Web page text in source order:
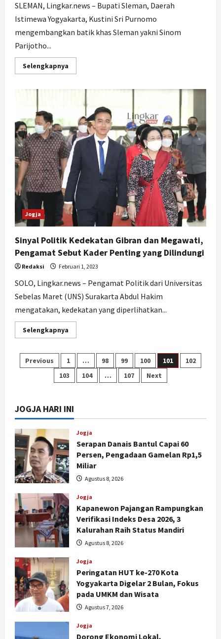
SLEMAN, Lingkar.news – Bupati Sleman, Daerah
Istimewa Yogyakarta, Kustini Sri Purnomo
mengembangkan batik khas Sleman yakni Sinom
Parijotho...
Selengkapnya
more
Sleman
Batik
Sinom
Parijotho
Salak
Jadi
Produk
Unggulan
Jogja
Sinyal Politik Kedekatan Gibran dan Megawati,
Pengamat Sebut Kader Penting yang Dilindungi
Redaksi Februari 1, 2023
SOLO, Lingkar.news – Pengamat Politik dari Universitas
Sebelas Maret (UNS) Surakarta Abdul Hakim
mengatakan, kedekatan yang diperlihatkan...
Selengkapnya
more
Politik
Kedekatan
Gibran
dan
Megawati,
Kader
Penting
yang
Paginasi
Previous 1 … 98 99 100 101
102
103
104 … 107 Next
JOGJA HARI INI
Jogja
Serapan Danais Bantul Capai 60
Persen, Pengadaan Gamelan Rp1,5
Miliar
Agustus 8, 2026
Jogja
Kapanewon Pajangan Rampungkan
Verifikasi Indeks Desa 2026, 3
Kalurahan Raih Status Mandiri
Agustus 8, 2026
Jogja
Peringatan HUT ke-270 Kota
Yogyakarta Digelar 2 Bulan, Fokus
pada UMKM dan Wisata
Agustus 7, 2026
Jogja
Dorong Ekonomi Lokal,